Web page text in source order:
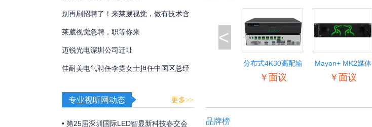
别再刷招聘了！来莱葳视觉，做有技术含
量的事
莱葳视觉急聘，职等你来
迈锐光电深圳公司迁址
佳耐美电气聘任李霓女士担任中国区总经
专业视听网动态 更多>>
• 第25届深圳国际LED智显新科技春交会
<
分布式4K30高配输
￥面议
Mayon+ MK2媒体
￥面议
品牌榜